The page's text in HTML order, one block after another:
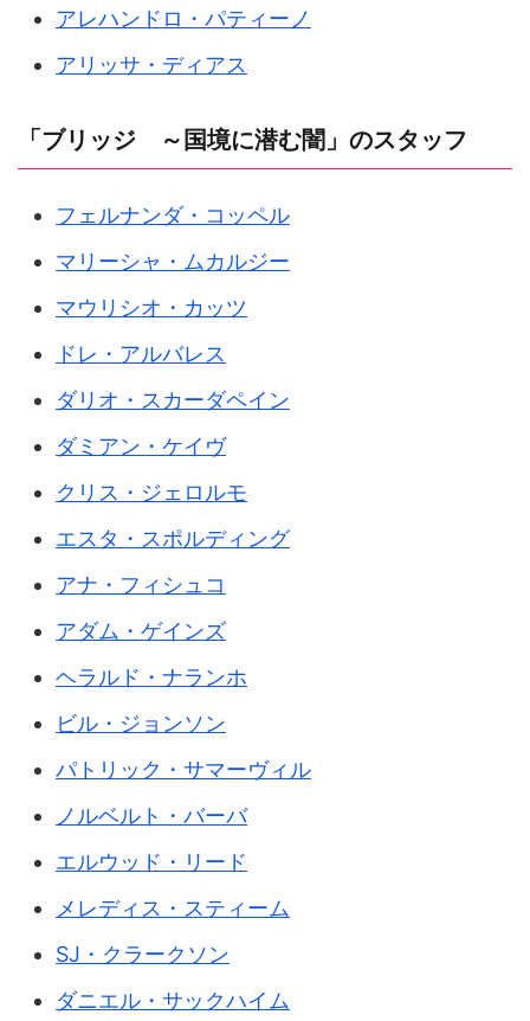
アレハンドロ・パティーノ
アリッサ・ディアス
「ブリッジ ～国境に潜む闇」のスタッフ
フェルナンダ・コッペル
マリーシャ・ムカルジー
マウリシオ・カッツ
ドレ・アルバレス
ダリオ・スカーダペイン
ダミアン・ケイヴ
クリス・ジェロルモ
エスタ・スポルディング
アナ・フィシュコ
アダム・ゲインズ
ヘラルド・ナランホ
ビル・ジョンソン
パトリック・サマーヴィル
ノルベルト・バーバ
エルウッド・リード
メレディス・スティーム
SJ・クラークソン
ダニエル・サックハイム